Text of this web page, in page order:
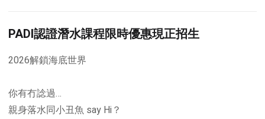
PADI認證潛水課程限時優惠現正招生
2026解鎖海底世界
你有冇諗過…
親身落水同小丑魚 say Hi？